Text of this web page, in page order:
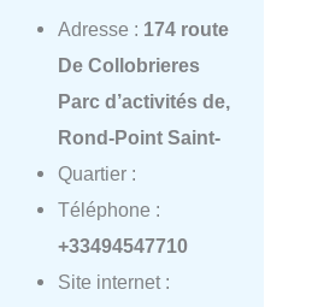
Adresse : 174 route
De Collobrieres
Parc d’activités de,
Rond-Point Saint-
Quartier :
Téléphone :
+33494547710
Site internet :